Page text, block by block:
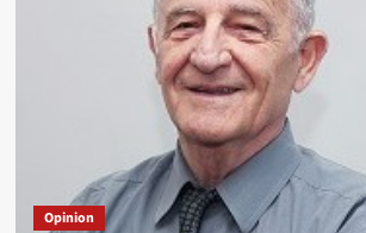
Opinion